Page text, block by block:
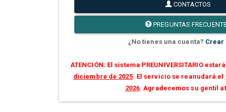
CONTACTOS
PREGUNTAS
¿No tienes una cuenta? Crear
ATENCIÓN: El sistema PREUNIVERSITARIO
diciembre de 2025. El servicio se reanudará el
2026. Agradecemos su gentil